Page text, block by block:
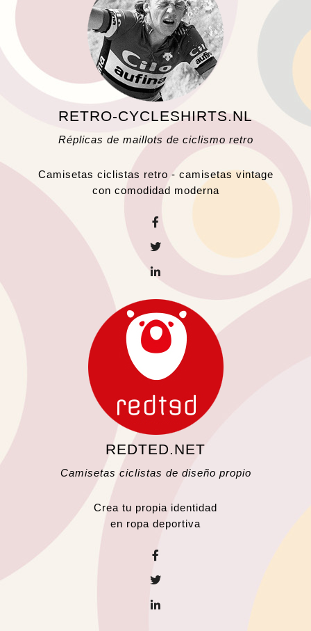
RETRO-CYCLESHIRTS.NL
Réplicas de maillots de ciclismo retro
Camisetas ciclistas retro - camisetas vintage
con comodidad moderna
REDTED.NET
Camisetas ciclistas de diseño propio
Crea tu propia identidad
en ropa deportiva